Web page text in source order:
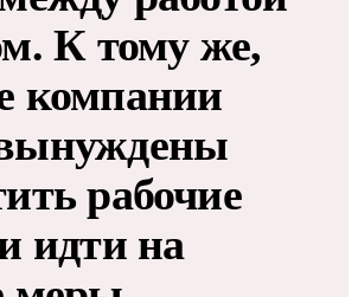
К тому же,
компании
рабочие
идти на